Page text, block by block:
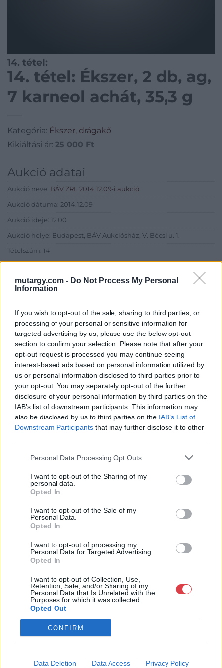
mutargy.com - Do Not Process My Personal
Information
If you wish to opt-out of the sale, sharing to third parties, or
processing of your personal or sensitive information for
targeted advertising by us, please use the below opt-out
section to confirm your selection. Please note that after your
opt-out request is processed you may continue seeing
interest-based ads based on personal information utilized by
us or personal information disclosed to third parties prior to
your opt-out. You may separately opt-out of the further
disclosure of your personal information by third parties on the
IAB’s list of downstream participants. This information may
also be disclosed by us to third parties on the IAB’s List of
Downstream Participants that may further disclose it to other
Personal Data Processing Opt Outs
I want to opt-out of the Sharing of my
personal data.
Opted In
I want to opt-out of the Sale of my
Personal Data.
Opted In
I want to opt-out of processing my
Personal Data for Targeted Advertising.
Opted In
I want to opt-out of Collection, Use,
Retention, Sale, and/or Sharing of my
Personal Data that Is Unrelated with the
Purposes for which it was collected.
Opted Out
CONFIRM
Data Deletion Data Access Privacy Policy
14. tétel:
14. tétel: Ékszer, 2 db, ag,
7 karneol achát, 35,3 g
Kategória: Ékszer, drágakő
Kikiáltási ár: 25 000 Ft
Aukció adatai
Aukció neve: BÁV ZRt. 2014.12.09-i aukció
Aukció dátuma: 2014.12.09
Aukció ideje: 12:00
Aukció helye: Budapest, BÁV Aukciósház, V. Bécsi u. 1.
Tételszám: 14
Eladó adatai
Galéria
Cím: BÁV ZRt.
1027 Budapest, Csalogány u.
23-33.
Telefon: (06 1) 331 0513
Weboldal:http://bav-art.hu
Bemutatkozás: Az ország legnagyobb múltú, 240 esztendeje
jogfolytonosan működő magyar vállalkozásaként a BÁV ZRt.
óriási tapasztalatával, szakmai tekintélyével és
megbízhatóságával hagyományosan a magyar
műkereskedelem meghatározó szereplője. A 2007-ben
megújult BÁV Aukciósház mára a magyarországi
és árverési központtá vált. . Hazánk legnagyobb
felkészült munkatársai a hét hat napján állnak a műtárgyat
eladni, vagy venni kívánók rendelkezésére.
GALÉRIA TOVÁBBI MŰTÁRGYAI
KAPCSOLÓDÓ MŰTÁRGYAK